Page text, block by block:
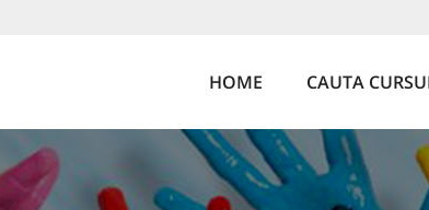
HOME CAUTA